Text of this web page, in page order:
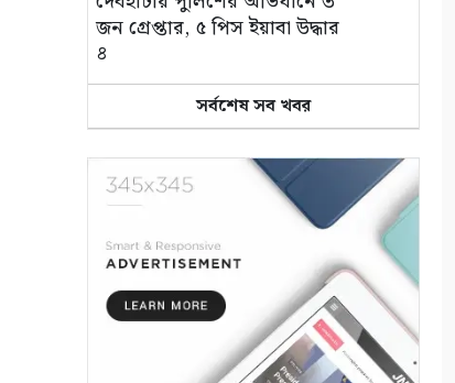
জন গ্রেপ্তার, ৫ পিস ইয়াবা উদ্ধার
৪
জন্মের পর থেকেই জটিলতায় ভুগছে
শিশু রায়য়ান, পাশে দাঁড়ালেন
আলফা
৫
সুন্দরবন বন্ধ, তবু সুন্দরবনের স্বাদ
মিলছে আকাশনীলায়
৬
কপিলমুনিতে চারা গাছের বাজার
সর্বশেষ সব খবর